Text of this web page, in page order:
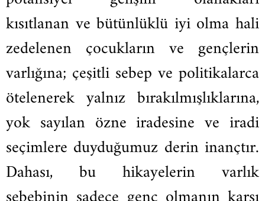
kısıtlanan ve bütünlüklü iyi olma hali
zedelenen çocukların ve gençlerin
varlığına; çeşitli sebep ve politikalarca
ötelenerek yalnız bırakılmışlıklarına,
yok sayılan özne iradesine ve iradi
seçimlere duyduğumuz derin inançtır.
Dahası, bu hikayelerin varlık